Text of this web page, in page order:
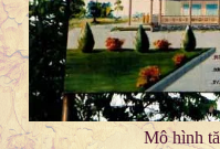
Mô hình